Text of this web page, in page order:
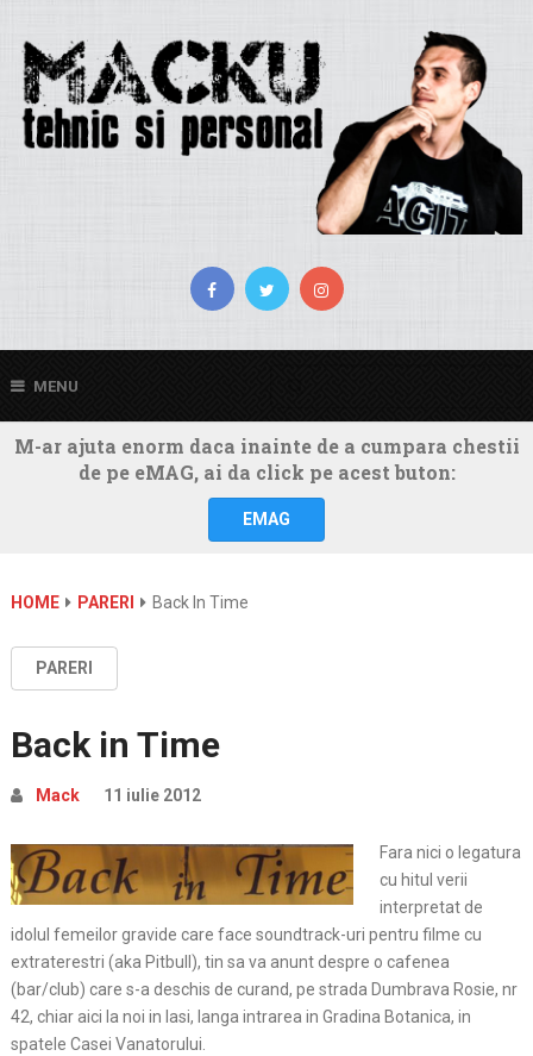
MENU
M-ar ajuta enorm daca inainte de a cumpara chestii
de pe eMAG, ai da click pe acest buton:
EMAG
HOME PARERI Back In Time
PARERI
Back in Time
Mack 11 iulie 2012
Fara nici o legatura
cu hitul verii
interpretat de
idolul femeilor gravide care face soundtrack-uri pentru filme cu
extraterestri (aka Pitbull), tin sa va anunt despre o cafenea
(bar/club) care s-a deschis de curand, pe strada Dumbrava Rosie, nr
42, chiar aici la noi in Iasi, langa intrarea in Gradina Botanica, in
spatele Casei Vanatorului.